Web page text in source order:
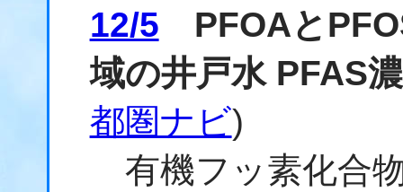
12/5 PFOAと
域の井戸水 PFAS
都圏ナビ)
有機フッ素化合